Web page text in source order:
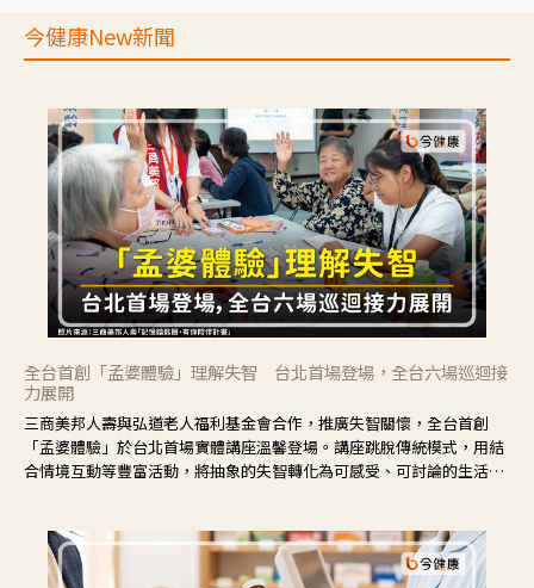
今健康New新聞
全台首創「孟婆體驗」理解失智 台北首場登場，全台六場巡迴接
力展開
三商美邦人壽與弘道老人福利基金會合作，推廣失智關懷，全台首創
「孟婆體驗」於台北首場實體講座溫馨登場。講座跳脫傳統模式，用結
合情境互動等豐富活動，將抽象的失智轉化為可感受、可討論的生活情